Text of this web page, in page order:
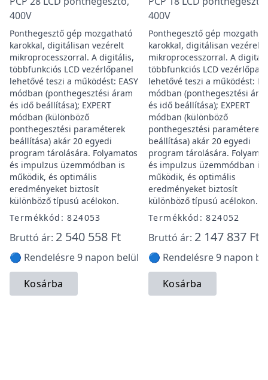
400V
Ponthegesztő gép mozgatható
karokkal, digitálisan vezérelt
mikroprocesszorral. A digitális,
többfunkciós LCD vezérlőpanel
lehetővé teszi a működést: EASY
módban (ponthegesztési áram
és idő beállítása); EXPERT
módban (különböző
ponthegesztési paraméterek
beállítása) akár 20 egyedi
program tárolására. Folyamatos
és impulzus üzemmódban is
működik, és optimális
eredményeket biztosít
különböző típusú acélokon.
Termékkód: 824053
Bruttó ár: 2 540 558 Ft
🔵 Rendelésre 9 napon belül
Kosárba
400V
Ponthegesztő gép
karokkal, digitálisan vezérelt
mikroprocesszorral. A
többfunkciós LCD
lehetővé teszi a működést:
módban (ponthegesztési
és idő beállítása); EXPERT
módban (különböző
ponthegesztési paraméterek
beállítása) akár 20 egyedi
program tárolására.
és impulzus üzemmódban is
működik, és optimális
eredményeket biztosít
különböző típusú acélokon.
Termékkód: 824052
Bruttó ár: 2 147 837 Ft
🔵 Rendelésre 9 napon
Kosárba